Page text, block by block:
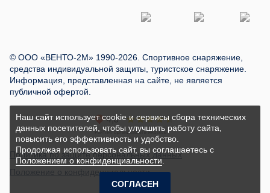
© ООО «ВЕНТО-2М» 1990-2026. Спортивное снаряжение,
средства индивидуальной защиты, туристское снаряжение.
Информация, представленная на сайте, не является
публичной офертой.
Политика по защите персональных данных
Положение о конфиденциальности
Наш сайт использует cookie и сервисы сбора технических
данных посетителей, чтобы улучшить работу сайта,
повысить его эффективность и удобство.
Продолжая использовать сайт, вы соглашаетесь с
Положением о конфиденциальности.
СОГЛАСЕН